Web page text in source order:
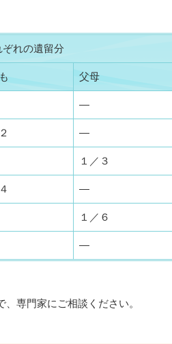
ぞれの遺留分
父母
―
―
１／３
―
１／６
―
専門家にご相談ください。